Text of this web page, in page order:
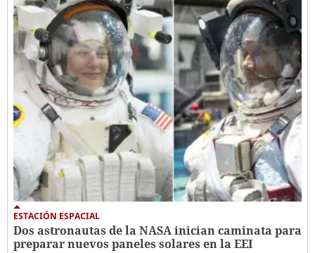
ESTACIÓN ESPACIAL
Dos astronautas de la NASA inician caminata para
preparar nuevos paneles solares en la EEI